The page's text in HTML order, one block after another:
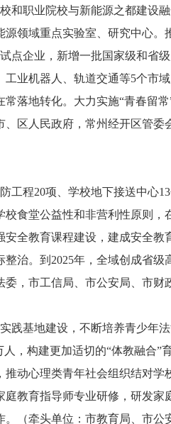
职业院校与新能源之都建设
领域重点实验室、研究中心
点企业，新增一批国家级和省
业机器人、轨道交通等5个市
落地转化。大力实施“青春留
区人民政府，常州经开区管
程20项、学校地下接送中心
食堂公益性和非营利性原则
全教育课程建设，建成安全
治。到2025年，全域创成省
，市工信局、市公安局、市
基地建设，不断培养青少年
，构建更加适切的“体教融合”
动心理类青年社会组织结对
教育指导师专业研修，研发
（牵头单位：市教育局、市